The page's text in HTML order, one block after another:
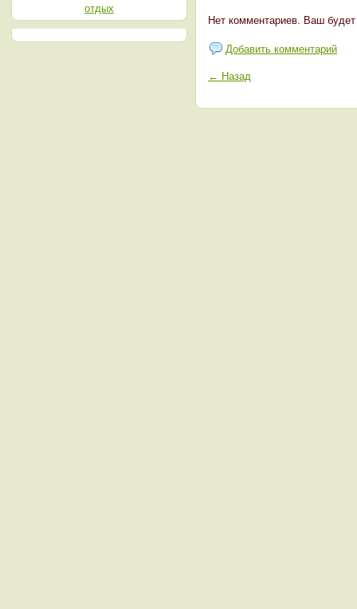
Нет комментариев. Ваш
Добавить комментарий
← Назад
отдых